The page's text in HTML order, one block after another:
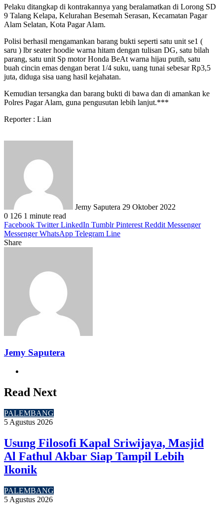
Pelaku ditangkap di kontrakannya yang beralamatkan di Lorong SD
9 Talang Kelapa, Kelurahan Besemah Serasan, Kecamatan Pagar
Alam Selatan, Kota Pagar Alam.
Polisi berhasil mengamankan barang bukti seperti satu unit se1 (
saru ) lbr seater hoodie warna hitam dengan tulisan DG, satu bilah
parang, satu unit Sp motor Honda BeAt warna hijau putih, satu
buah cincin emas dengan berat 1/4 suku, uang tunai sebesar Rp3,5
juta, diduga sisa uang hasil kejahatan.
Kemudian tersangka dan barang bukti di bawa dan di amankan ke
Polres Pagar Alam, guna pengusutan lebih lanjut.***
Reporter : Lian
Jemy Saputera 29 Oktober 2022
0 126 1 minute read
Facebook Twitter LinkedIn Tumblr Pinterest Reddit Messenger
Messenger WhatsApp Telegram Line
Share
Jemy Saputera
Read Next
PALEMBANG
5 Agustus 2026
Usung Filosofi Kapal Sriwijaya, Masjid
Al Fathul Akbar Siap Tampil Lebih
Ikonik
PALEMBANG
5 Agustus 2026